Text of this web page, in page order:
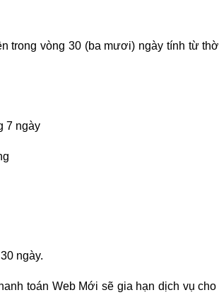
trong vòng 30 (ba mươi) ngày tính từ
7 ngày
ngày.
toán Web Mới sẽ gia hạn dịch vụ cho